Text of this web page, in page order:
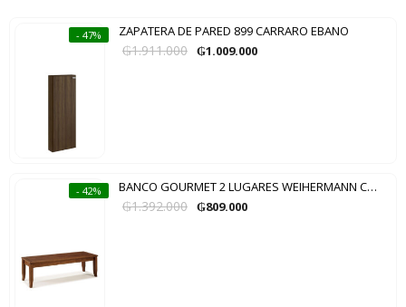
ZAPATERA DE PARED 899 CARRARO EBANO
₲1.009.000
₲1.911.000
- 47%
BANCO GOURMET 2 LUGARES WEIHERMANN CAPUCCINO
₲809.000
₲1.392.000
- 42%